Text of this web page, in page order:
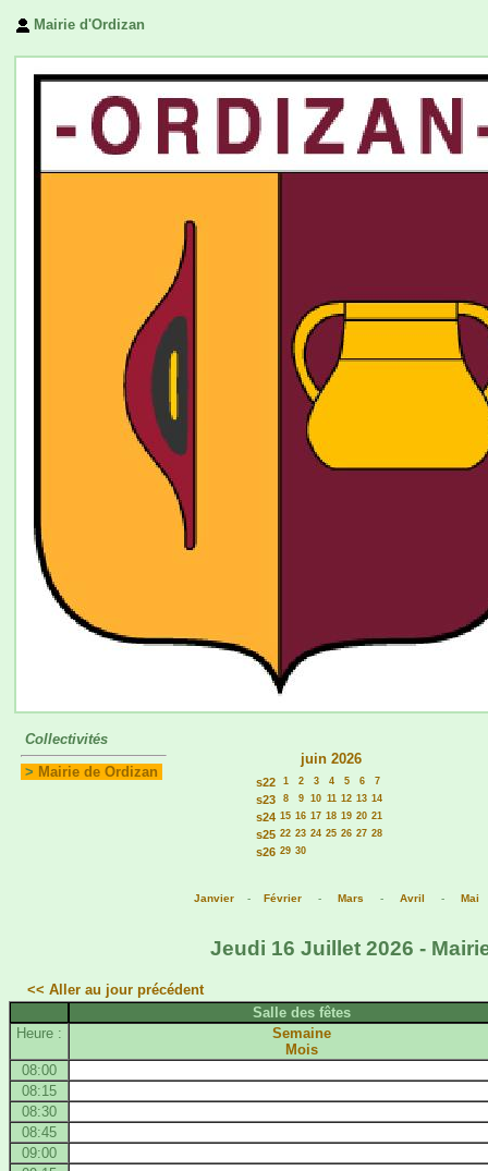
Mairie d'Ordizan
Collectivités
> Mairie de Ordizan
juin 2026
s22 1 2 3 4 5 6 7
s23 8 9 10 11 12 13 14
s24 15 16 17 18 19 20 21
s25 22 23 24 25 26 27 28
s26 29 30
Janvier - Février - Mars - Avril - Mai
Jeudi 16 Juillet 2026 -
<< Aller au jour précédent
Salle des fêtes
Heure :
Semaine
Mois
08:00
08:15
08:30
08:45
09:00